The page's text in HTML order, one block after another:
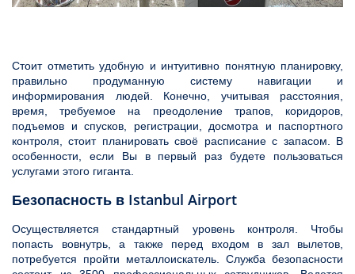
Стоит отметить удобную и интуитивно понятную планировку,
правильно продуманную систему навигации и
информирования людей. Конечно, учитывая расстояния,
время, требуемое на преодоление трапов, коридоров,
подъемов и спусков, регистрации, досмотра и паспортного
контроля, стоит планировать своё расписание с запасом. В
особенности, если Вы в первый раз будете пользоваться
услугами этого гиганта.
Безопасность в Istanbul Airport
Осуществляется стандартный уровень контроля. Чтобы
попасть вовнутрь, а также перед входом в зал вылетов,
потребуется пройти металлоискатель. Служба безопасности